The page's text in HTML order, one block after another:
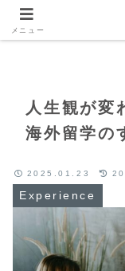
人生観が変
海外留学の
Experience
2025.01.23
メニュー